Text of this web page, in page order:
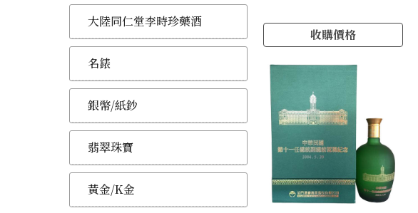
大陸同仁堂李時珍藥酒
名錶
銀幣/紙鈔
翡翠珠寶
黃金/K金
收購價格